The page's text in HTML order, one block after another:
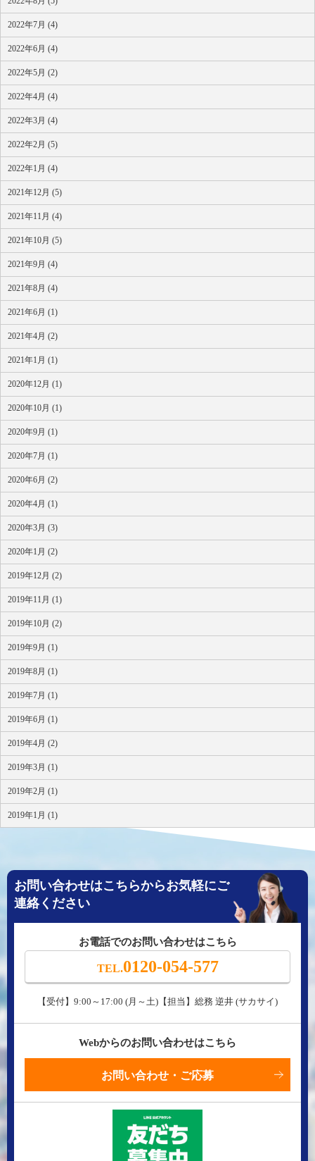
2022年7月 (4)
2022年6月 (4)
2022年5月 (2)
2022年4月 (4)
2022年3月 (4)
2022年2月 (5)
2022年1月 (4)
2021年12月 (5)
2021年11月 (4)
2021年10月 (5)
2021年9月 (4)
2021年8月 (4)
2021年6月 (1)
2021年4月 (2)
2021年1月 (1)
2020年12月 (1)
2020年10月 (1)
2020年9月 (1)
2020年7月 (1)
2020年6月 (2)
2020年4月 (1)
2020年3月 (3)
2020年1月 (2)
2019年12月 (2)
2019年11月 (1)
2019年10月 (2)
2019年9月 (1)
2019年8月 (1)
2019年7月 (1)
2019年6月 (1)
2019年4月 (2)
2019年3月 (1)
2019年2月 (1)
2019年1月 (1)
お問い合わせはこちらからお気軽にご
連絡ください
お電話でのお問い合わせはこちら
TEL.0120-054-577
【受付】9:00～17:00 (月～土)【担当】総務 逆井 (サカサイ)
Webからのお問い合わせはこちら
お問い合わせ・ご応募